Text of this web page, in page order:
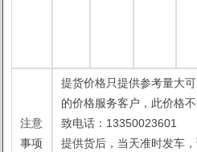
注意
事项
提货价格只提供参考量大
的价格服务客户，此价格
致电话：13350023601
提供货后，当天准时发车